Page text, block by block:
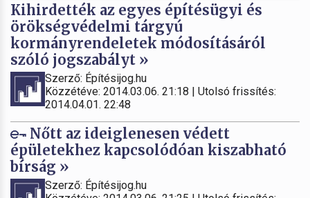
Kihirdették az egyes építésügyi és
örökségvédelmi tárgyú
kormányrendeletek módosításáról
szóló jogszabályt »
Szerző: Építésijog.hu
Közzétéve: 2014.03.06. 21:18 | Utolsó frissítés:
2014.04.01. 22:48
Nőtt az ideiglenesen védett
épületekhez kapcsolódóan kiszabható
bírság »
Szerző: Építésijog.hu